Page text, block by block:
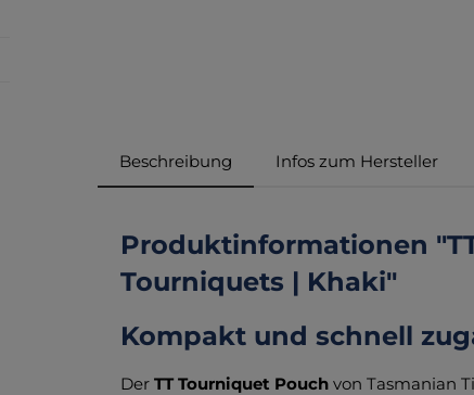
Beschreibung Infos zum Hersteller
Produktinformationen
Tourniquets | Khaki"
Kompakt und schnell
Der TT Tourniquet Pouch von Tasmanian